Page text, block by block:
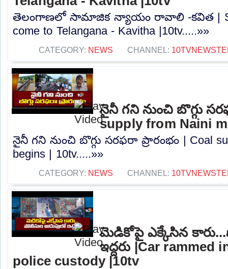
తెలంగాణలో సామాజిక న్యాయం రావాలి -కవిత |
come to Telangana - Kavitha |10tv.....»»
CATEGORY: NEWS CHANNEL:
నైనీ గని నుంచి బొగ్గు
supply from Naini
నైనీ గని నుంచి బొగ్గు సరఫరా ప్రారంభం | Coal
begins | 10tv.....»»
CATEGORY: NEWS CHANNEL:
మెడికోపై ఎక్కేసిన
ఇద్దరు |Car rammed
police custody |10tv